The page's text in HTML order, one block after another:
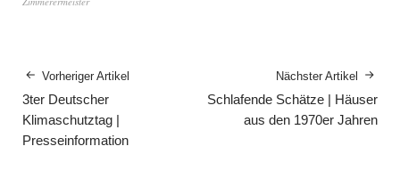
Vorheriger Artikel
3ter Deutscher
Klimaschutztag |
Presseinformation
Nächster Artikel
Schlafende Schätze | Häuser
aus den 1970er Jahren